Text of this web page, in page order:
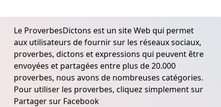
Le ProverbesDictons est un site Web qui permet
aux utilisateurs de fournir sur les réseaux sociaux,
proverbes, dictons et expressions qui peuvent être
envoyées et partagées entre plus de 20.000
proverbes, nous avons de nombreuses catégories.
Pour utiliser les proverbes, cliquez simplement sur
Partager sur Facebook